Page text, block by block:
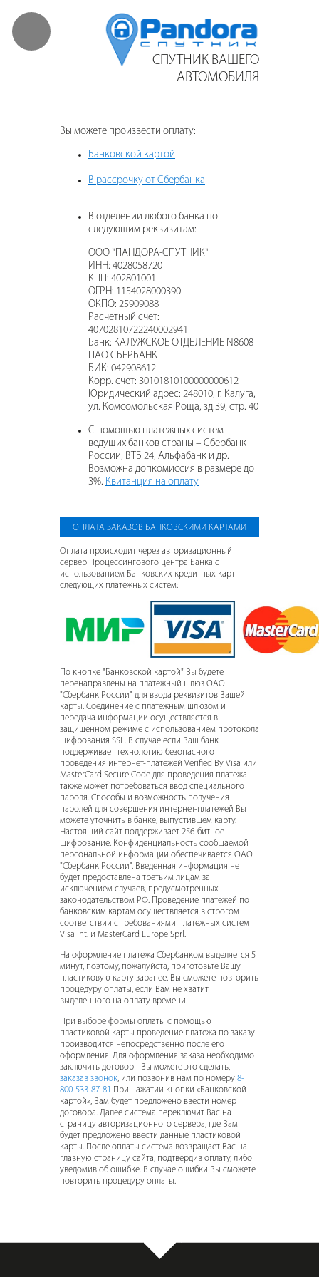
СПУТНИК ВАШЕГО
АВТОМОБИЛЯ
Вы можете произвести оплату:
Банковской картой
В рассрочку от Сбербанка
В отделении любого банка по
следующим реквизитам:
ООО "ПАНДОРА-СПУТНИК"
ИНН: 4028058720
КПП: 402801001
ОГРН: 1154028000390
ОКПО: 25909088
Расчетный счет:
40702810722240002941
Банк: КАЛУЖСКОЕ ОТДЕЛЕНИЕ N8608
ПАО СБЕРБАНК
БИК: 042908612
Корр. счет: 30101810100000000612
Юридический адрес: 248010, г. Калуга,
ул. Комсомольская Роща, зд.39, стр. 40
С помощью платежных систем
ведущих банков страны – Сбербанк
России, ВТБ 24, Альфабанк и др.
Возможна допкомиссия в размере до
3%. Квитанция на оплату
ОПЛАТА ЗАКАЗОВ БАНКОВСКИМИ КАРТАМИ
Оплата происходит через авторизационный
сервер Процессингового центра Банка с
использованием Банковских кредитных карт
следующих платежных систем:
По кнопке "Банковской картой" Вы будете
перенаправлены на платежный шлюз ОАО
"Сбербанк России" для ввода реквизитов Вашей
карты. Соединение с платежным шлюзом и
передача информации осуществляется в
защищенном режиме с использованием протокола
шифрования SSL. В случае если Ваш банк
поддерживает технологию безопасного
проведения интернет-платежей Verified By Visa или
MasterCard Secure Code для проведения платежа
также может потребоваться ввод специального
пароля. Способы и возможность получения
паролей для совершения интернет-платежей Вы
можете уточнить в банке, выпустившем карту.
Настоящий сайт поддерживает 256-битное
шифрование. Конфиденциальность сообщаемой
персональной информации обеспечивается ОАО
"Сбербанк России". Введенная информация не
будет предоставлена третьим лицам за
исключением случаев, предусмотренных
законодательством РФ. Проведение платежей по
банковским картам осуществляется в строгом
соответствии с требованиями платежных систем
Visa Int. и MasterCard Europe Sprl.
На оформление платежа Сбербанком выделяется 5
минут, поэтому, пожалуйста, приготовьте Вашу
пластиковую карту заранее. Вы сможете повторить
процедуру оплаты, если Вам не хватит
выделенного на оплату времени.
При выборе формы оплаты с помощью
пластиковой карты проведение платежа по заказу
производится непосредственно после его
оформления. Для оформления заказа необходимо
заключить договор - Вы можете это сделать,
заказав звонок, или позвонив нам по номеру 8-
800-533-87-81 При нажатии кнопки «Банковской
картой», Вам будет предложено ввести номер
договора. Далее система переключит Вас на
страницу авторизационного сервера, где Вам
будет предложено ввести данные пластиковой
карты. После оплаты система возвращает Вас на
главную страницу сайта, подтвердив оплату, либо
уведомив об ошибке. В случае ошибки Вы сможете
повторить процедуру оплаты.